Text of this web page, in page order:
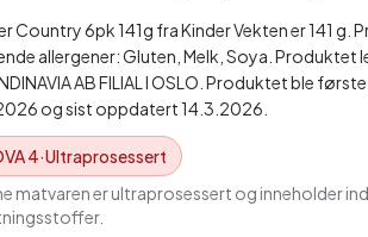
Country 6pk 141g fra Kinder Vekten er 141 g.
allergener: Gluten, Melk, Soya. Produktet
AB FILIAL I OSLO. Produktet ble
og sist oppdatert 14.3.2026.
4·Ultraprosessert
matvaren er ultraprosessert og inneholder